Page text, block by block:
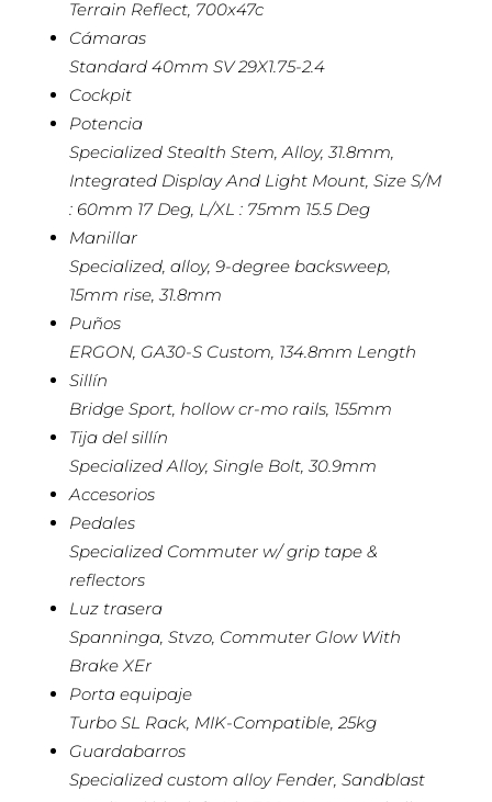
Terrain Reflect, 700x47c
Cámaras
Standard 40mm SV 29X1.75-2.4
Cockpit
Potencia
Specialized Stealth Stem, Alloy, 31.8mm,
Integrated Display And Light Mount, Size S/M
: 60mm 17 Deg, L/XL : 75mm 15.5 Deg
Manillar
Specialized, alloy, 9-degree backsweep,
15mm rise, 31.8mm
Puños
ERGON, GA30-S Custom, 134.8mm Length
Sillín
Bridge Sport, hollow cr-mo rails, 155mm
Tija del sillín
Specialized Alloy, Single Bolt, 30.9mm
Accesorios
Pedales
Specialized Commuter w/ grip tape &
reflectors
Luz trasera
Spanninga, Stvzo, Commuter Glow With
Brake XEr
Porta equipaje
Turbo SL Rack, MIK-Compatible, 25kg
Guardabarros
Specialized custom alloy Fender, Sandblast